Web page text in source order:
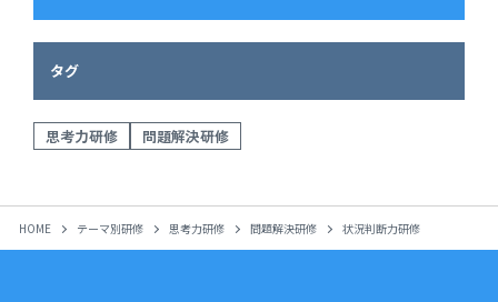
タグ
思考力研修 問題解決研修
HOME テーマ別研修 思考力研修 問題解決研修 状況判断力研修